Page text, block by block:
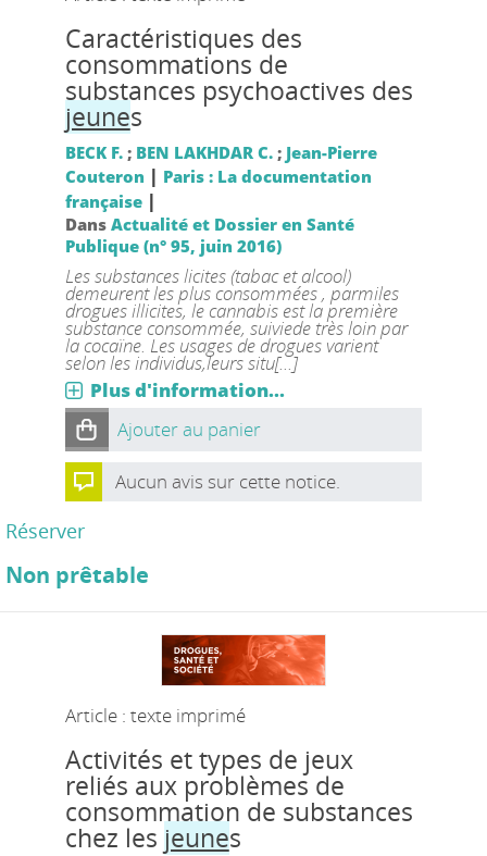
Caractéristiques des
consommations de
substances psychoactives des
jeunes
BECK F.; BEN LAKHDAR C.; Jean-Pierre
Couteron | Paris : La documentation
française|
Dans Actualité et Dossier en Santé
Publique (n° 95, juin 2016)
Les substances licites (tabac et alcool)
demeurent les plus consommées , parmiles
drogues illicites, le cannabis est la première
substance consommée, suiviede très loin par
la cocaïne. Les usages de drogues varient
selon les individus,leurs situ[...]
Plus d'information...
Ajouter au panier
Aucun avis sur cette notice.
Réserver
Non prêtable
Article : texte imprimé
Activités et types de jeux
reliés aux problèmes de
consommation de substances
chez les jeunes